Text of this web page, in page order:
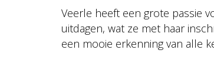
Veerle heeft een grote passie
uitdagen, wat ze met haar
een mooie erkenning van alle